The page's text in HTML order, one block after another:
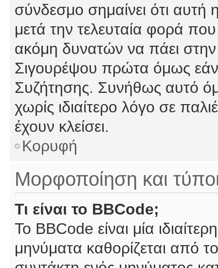
σύνδεσμο σημαίνει ότι αυτή
μετά την τελευταία φορά που
ακόμη δυνατών να πάει
Σιγουρέψου πρώτα όμως εάν
Συζήτησης. Συνήθως αυτό
χωρίς ιδιαίτερο λόγο σε
έχουν κλείσει.
Κορυφή
Μορφοποίηση και
Τι είναι το BBCode;
Το BBCode είναι μία
μηνύματα καθορίζεται από